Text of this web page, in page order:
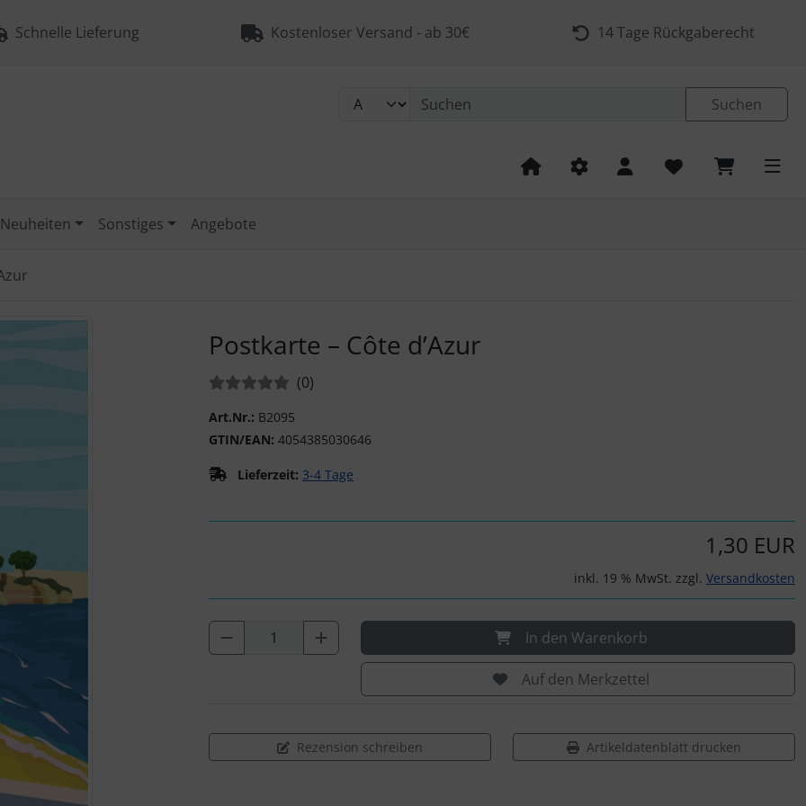
Schnelle Lieferung Kostenloser Versand - ab 30€ 14 Tage Rückgaberecht
Suchen
Neuheiten Sonstiges Angebote
Postkarte – Côte d’Azur
Bewertungen:(0Bewertungen
)
Art.Nr.: B2095
GTIN/EAN: 4054385030646
Lieferzeit: 3-4 Tage
" und "Vor-Button" nutzen, um zwischen den Bildern zu navigieren. Zum Vergrößern klicken Sie auf das Bild.
1,30 EUR
inkl. 19 % MwSt. zzgl. Versandkosten
In den Warenkorb
Auf den Merkzettel
Rezension schreiben Artikeldatenblatt drucken